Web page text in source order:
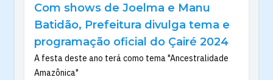
Com shows de Joelma e Manu
Batidão, Prefeitura divulga tema e
programação oficial do Çairé 2024
A festa deste ano terá como tema "Ancestralidade
Amazônica"